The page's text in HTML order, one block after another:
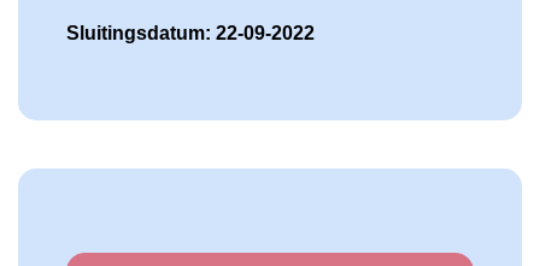
Sluitingsdatum: 22-09-2022